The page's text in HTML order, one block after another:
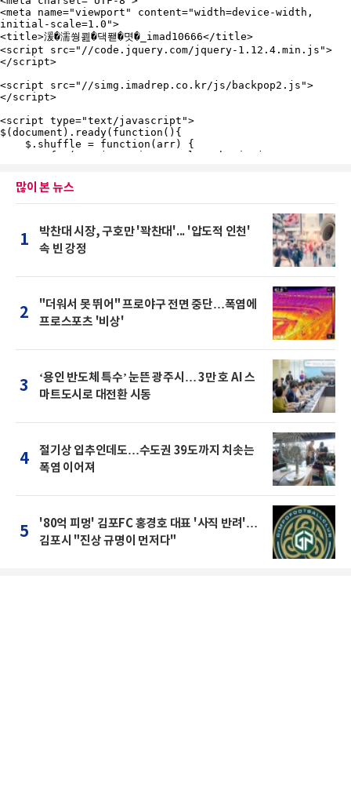
많이 본 뉴스
1
박찬대 시장, 구호만 '꽉찬대'... '압도적 인천'
속 빈 강정
2
"더워서 못 뛰어" 프로야구 전면 중단…폭염에
프로스포츠 '비상'
3
‘용인 반도체 특수’ 눈뜬 광주시… 3만 호 AI 스
마트도시로 대전환 시동
4
절기상 입추인데도…수도권 39도까지 치솟는
폭염 이어져
5
'80억 피멍' 김포FC 홍경호 대표 '사직 반려'…
김포시 "진상 규명이 먼저다"